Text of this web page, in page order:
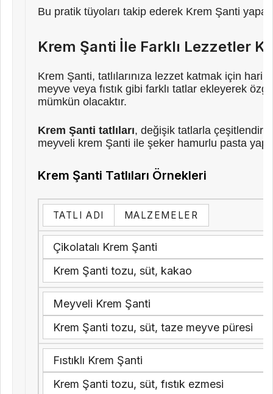
Bu pratik tüyoları takip ederek Krem Şanti
Krem Şanti İle Farklı Lezzetler
Krem Şanti, tatlılarınıza lezzet katmak için
meyve veya fıstık gibi farklı tatlar ekleyerek
mümkün olacaktır.
Krem Şanti tatlıları, değişik tatlarla
meyveli krem Şanti ile şeker hamurlu pasta
Krem Şanti Tatlıları Örnekleri
TATLI ADI MALZEMELER
Çikolatalı Krem Şanti
Krem Şanti tozu, süt, kakao
Meyveli Krem Şanti
Krem Şanti tozu, süt, taze meyve püresi
Fıstıklı Krem Şanti
Krem Şanti tozu, süt, fıstık ezmesi